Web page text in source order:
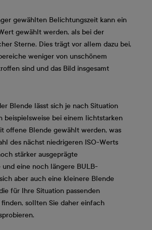
gewählten Belichtungszeit kann ein
gewählt werden, als bei der
Sterne. Dies trägt vor allem dazu bei,
weniger von unschönem
sind und das Bild insgesamt
Blende lässt sich je nach Situation
beispielsweise bei einem lichtstarken
offene Blende gewählt werden, was
des nächst niedrigeren ISO-Werts
stärker ausgeprägte
eine noch längere BULB-
aber auch eine kleinere Blende
für Ihre Situation passenden
sollten Sie daher einfach